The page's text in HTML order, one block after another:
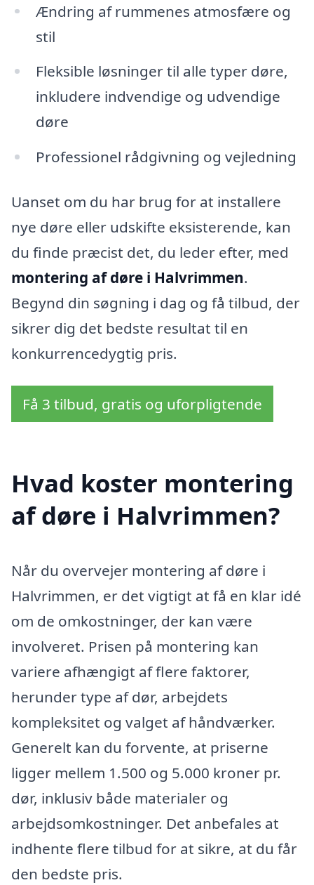
Ændring af rummenes atmosfære og
stil
Fleksible løsninger til alle typer døre,
inkludere indvendige og udvendige
døre
Professionel rådgivning og vejledning
Uanset om du har brug for at installere
nye døre eller udskifte eksisterende, kan
du finde præcist det, du leder efter, med
montering af døre i Halvrimmen.
Begynd din søgning i dag og få tilbud, der
sikrer dig det bedste resultat til en
konkurrencedygtig pris.
Få 3 tilbud, gratis og uforpligtende
Hvad koster montering
af døre i Halvrimmen?
Når du overvejer montering af døre i
Halvrimmen, er det vigtigt at få en klar idé
om de omkostninger, der kan være
involveret. Prisen på montering kan
variere afhængigt af flere faktorer,
herunder type af dør, arbejdets
kompleksitet og valget af håndværker.
Generelt kan du forvente, at priserne
ligger mellem 1.500 og 5.000 kroner pr.
dør, inklusiv både materialer og
arbejdsomkostninger. Det anbefales at
indhente flere tilbud for at sikre, at du får
den bedste pris.